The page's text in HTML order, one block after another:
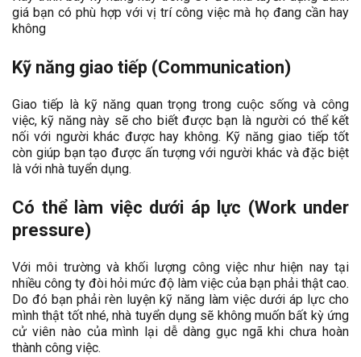
giá bạn có phù hợp với vị trí công việc mà họ đang cần hay
không
Kỹ năng giao tiếp (Communication)
Giao tiếp là kỹ năng quan trọng trong cuộc sống và công
việc, kỹ năng này sẽ cho biết được bạn là người có thể kết
nối với người khác được hay không. Kỹ năng giao tiếp tốt
còn giúp bạn tạo được ấn tượng với người khác và đặc biệt
là với nhà tuyển dụng.
Có thể làm việc dưới áp lực (Work under
pressure)
Với môi trường và khối lượng công việc như hiện nay tại
nhiều công ty đòi hỏi mức độ làm việc của bạn phải thật cao.
Do đó bạn phải rèn luyện kỹ năng làm việc dưới áp lực cho
mình thật tốt nhé, nhà tuyển dụng sẽ không muốn bất kỳ ứng
cử viên nào của mình lại dễ dàng gục ngã khi chưa hoàn
thành công việc.